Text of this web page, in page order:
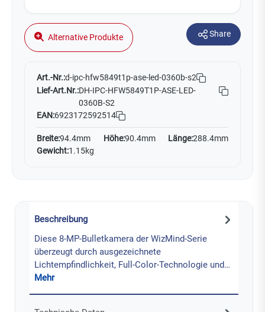
Alternative Produkte Share
Art.-Nr.:d-ipc-hfw5849t1p-ase-led-0360b-s2
Lief-Art.Nr.:DH-IPC-HFW5849T1P-ASE-LED-
0360B-S2
EAN:6923172592514
Breite:94.4mm Höhe:90.4mm Länge:288.4mm
Gewicht:1.15kg
Beschreibung
Diese 8-MP-Bulletkamera der WizMind-Serie
überzeugt durch ausgezeichnete
Lichtempfindlichkeit, Full-Color-Technologie und…
Mehr